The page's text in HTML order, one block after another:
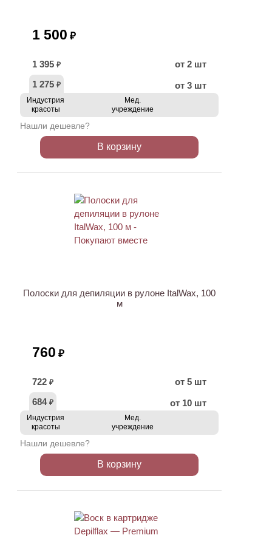
1 500 ₽
1 395 ₽
от 2 шт
1 275 ₽ от 3 шт
Индустрия
красоты
Мед.
учреждение
Нашли дешевле?
В корзину
Полоски для депиляции в рулоне ItalWax, 100
м
760 ₽
722 ₽
от 5 шт
684 ₽ от 10 шт
Индустрия
красоты
Мед.
учреждение
Нашли дешевле?
В корзину